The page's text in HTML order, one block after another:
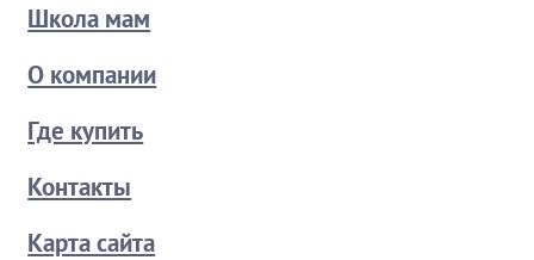
Школа мам
О компании
Где купить
Контакты
Карта сайта